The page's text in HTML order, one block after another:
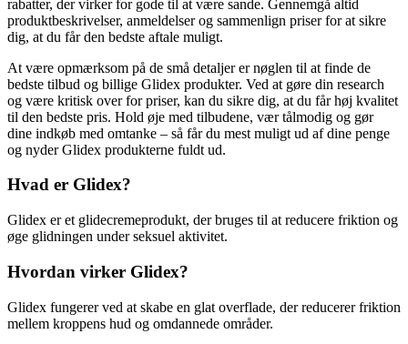
rabatter, der virker for gode til at være sande. Gennemgå altid
produktbeskrivelser, anmeldelser og sammenlign priser for at sikre
dig, at du får den bedste aftale muligt.
At være opmærksom på de små detaljer er nøglen til at finde de
bedste tilbud og billige Glidex produkter. Ved at gøre din research
og være kritisk over for priser, kan du sikre dig, at du får høj kvalitet
til den bedste pris. Hold øje med tilbudene, vær tålmodig og gør
dine indkøb med omtanke – så får du mest muligt ud af dine penge
og nyder Glidex produkterne fuldt ud.
Hvad er Glidex?
Glidex er et glidecremeprodukt, der bruges til at reducere friktion og
øge glidningen under seksuel aktivitet.
Hvordan virker Glidex?
Glidex fungerer ved at skabe en glat overflade, der reducerer friktion
mellem kroppens hud og omdannede områder.